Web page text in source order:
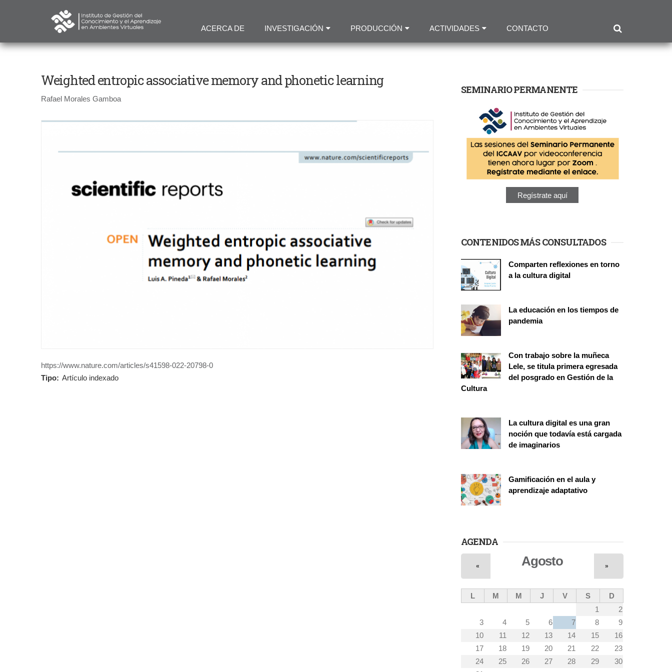
contenido
principal
ACERCA DE INVESTIGACIÓN PRODUCCIÓN ACTIVIDADES CONTACTO
Weighted entropic associative memory and phonetic learning
Rafael Morales Gamboa
https://www.nature.com/articles/s41598-022-20798-0
Tipo: Artículo indexado
SEMINARIO PERMANENTE
Regístrate aquí
CONTENIDOS MÁS CONSULTADOS
Comparten reflexiones en torno
a la cultura digital
La educación en los tiempos de
pandemia
Con trabajo sobre la muñeca
Lele, se titula primera egresada
del posgrado en Gestión de la
Cultura
La cultura digital es una gran
noción que todavía está cargada
de imaginarios
Gamificación en el aula y
aprendizaje adaptativo
AGENDA
Agosto
« »
L M M J V S
D
1
2
3
4 5 6 7 8
9
10
11 12 13 14 15
16
17
18 19 20 21 22
23
24
25 26 27 28 29
30